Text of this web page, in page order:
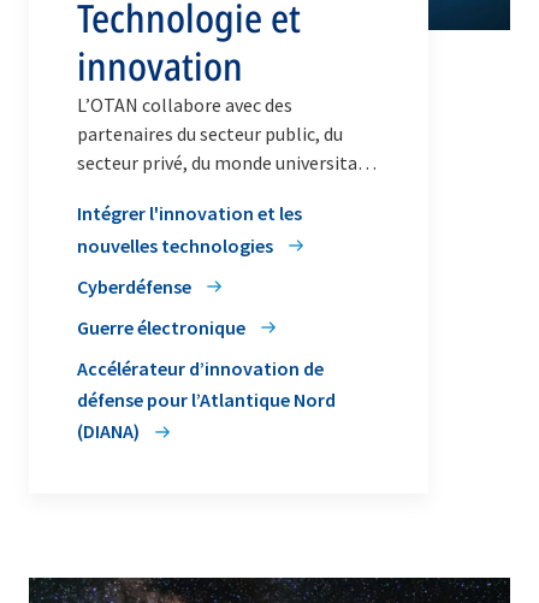
Technologie et
innovation
L’OTAN collabore avec des
partenaires du secteur public, du
secteur privé, du monde universitaire
développer et adopter de nouvelles
capacités, et conserver son avance
technologique.
Intégrer l'innovation et les
nouvelles technologies
Cyberdéfense
Guerre électronique
Accélérateur d’innovation de
défense pour l’Atlantique Nord
(DIANA)